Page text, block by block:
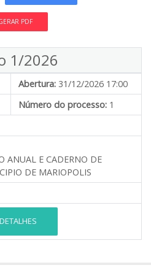
PDF
1/2026
Abertura: 31/12/2026 17:00
Número do processo: 1
ANUAL E CADERNO DE
DE MARIOPOLIS